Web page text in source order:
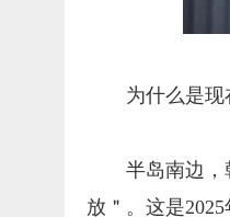
为什么是现
半岛南边
放＂。这是